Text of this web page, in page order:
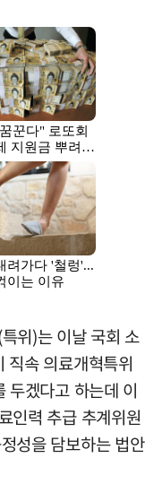
위)는 이날 국회 소
직속 의료개혁특위
두겠다고 하는데 이
인력 추급 추계위원
성을 담보하는 법안